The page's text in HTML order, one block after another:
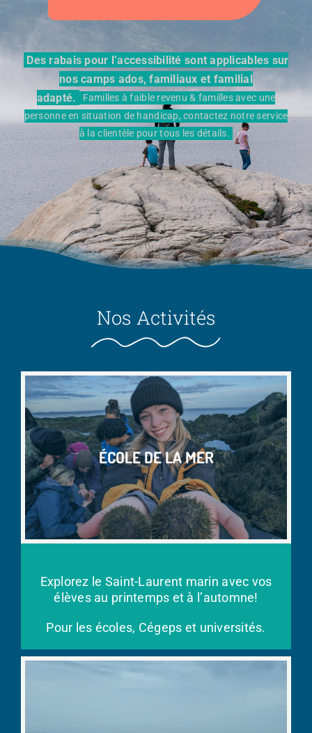
À propos
Des rabais pour l’accessibilité sont applicables sur
nos camps ados, familiaux et familial
adapté.
Familles à faible revenu & familles avec une
personne en situation de handicap, contactez notre service
à la clientèle pour tous les détails.
Nos Activités
ÉCOLE DE LA MER
Explorez le Saint-Laurent marin avec vos
élèves au printemps et à l’automne!
Pour les écoles, Cégeps et universités.